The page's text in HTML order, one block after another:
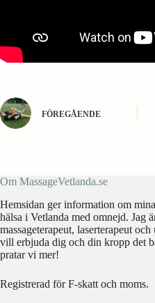
FÖREGÅENDE
Om MassageVetlanda.se
Hemsidan ger information om
hälsa i Vetlanda med omnejd. Jag
massageterapeut, laserterapeut
vill erbjuda dig och din kropp det
pratar vi mer!
Registrerad för F-skatt och moms.